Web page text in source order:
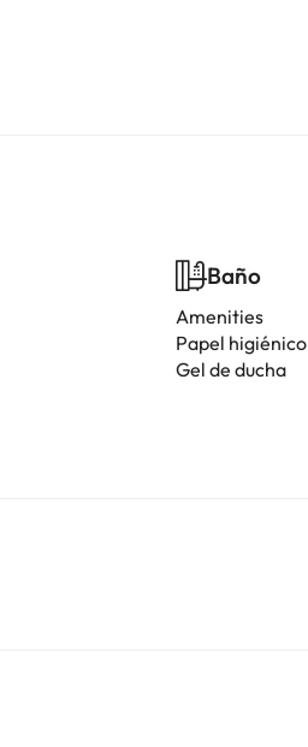
Baño
Amenities
Papel higiénico
Gel de ducha